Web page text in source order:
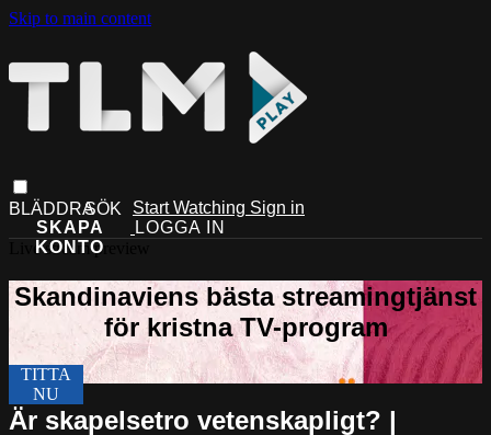
Skip to main content
Start Watching Sign in
Live stream preview
Är skapelsetro vetenskapligt? |